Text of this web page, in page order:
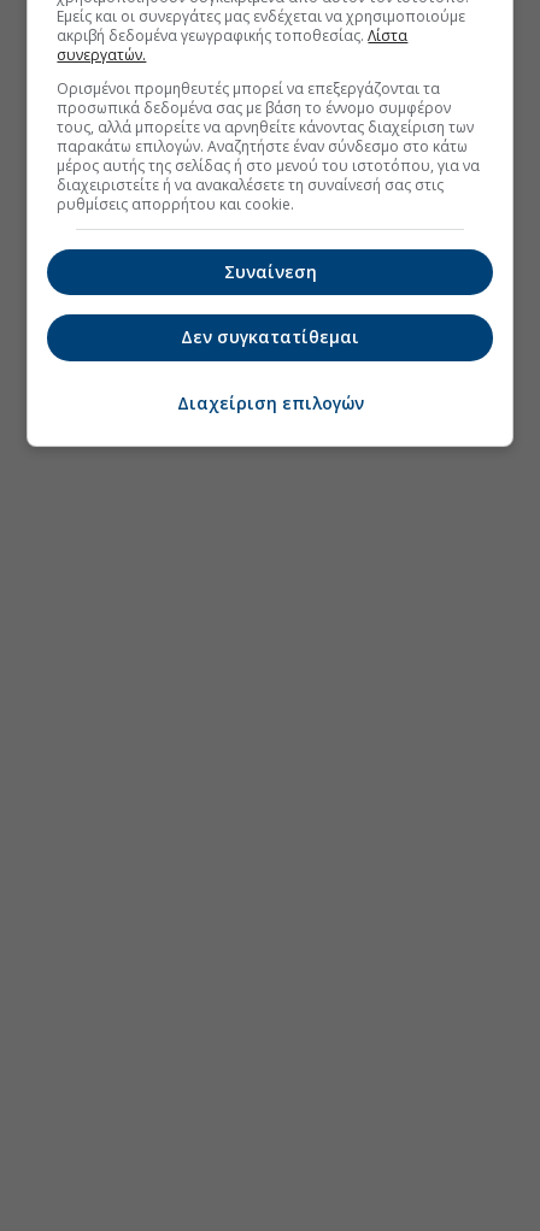
Εμείς και οι συνεργάτες μας ενδέχεται να χρησιμοποιούμε
ακριβή δεδομένα γεωγραφικής τοποθεσίας.Λίστα
συνεργατών.
Ορισμένοι προμηθευτές μπορεί να επεξεργάζονται τα
προσωπικά δεδομένα σας με βάση το έννομο συμφέρον
τους, αλλά μπορείτε να αρνηθείτε κάνοντας διαχείριση των
παρακάτω επιλογών. Αναζητήστε έναν σύνδεσμο στο κάτω
μέρος αυτής της σελίδας ή στο μενού του ιστοτόπου, για να
διαχειριστείτε ή να ανακαλέσετε τη συναίνεσή σας στις
ρυθμίσεις απορρήτου και cookie.
Συναίνεση
Δεν συγκατατίθεμαι
Διαχείριση επιλογών